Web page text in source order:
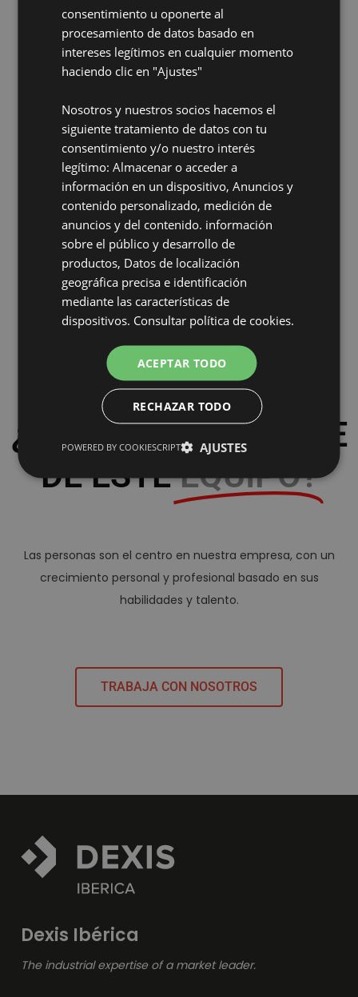
correspondientes.
Derechos
Le informamos que puede ejercer sus derechos de
acceso, rectificación, cancelación y oposición al
tratamiento de sus datos a través
siguiente dirección de correo
electrónico: dpo-es@dexis-iberica.com, o también por
escrito, adjuntando una copia
de un documento acreditativo de su identidad a la
dirección:Plg. Ind. Plaza - Calle
Carae, 1, 50197 - Zaragoza (Zaragoza)
Puede consultar la información adicional y
detallada sobre Protección de datos en nuestra política
de privacidad:Política de Privacidad
¿QUIERES SER PARTE
DE ESTEEQUIPO?​
Las personas son el centro en nuestra empresa, con un
crecimiento personal y profesional basado en sus
habilidades y talento.
TRABAJA CON NOSOTROS
Dexis Ibérica
The industrial expertise of a market leader.
consentimiento u oponerte al
procesamiento de datos basado en
intereses legítimos en cualquier momento
haciendo clic en "Ajustes"
Nosotros y nuestros socios hacemos el
siguiente tratamiento de datos con tu
consentimiento y/o nuestro interés
legítimo: Almacenar o acceder a
información en un dispositivo, Anuncios y
contenido personalizado, medición de
anuncios y del contenido. información
sobre el público y desarrollo de
productos, Datos de localización
geográfica precisa e identificación
mediante las características de
dispositivos. Consultar política de cookies.
ACEPTAR TODO
RECHAZAR TODO
AJUSTES
POWERED BY COOKIESCRIPT